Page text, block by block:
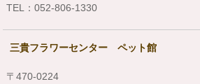
TEL：052-806-1330
三貴フラワーセンター ペット館
〒470-0224